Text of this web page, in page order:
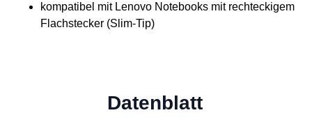
kompatibel mit Lenovo Notebooks mit rechteckigem
Flachstecker (Slim-Tip)
Datenblatt